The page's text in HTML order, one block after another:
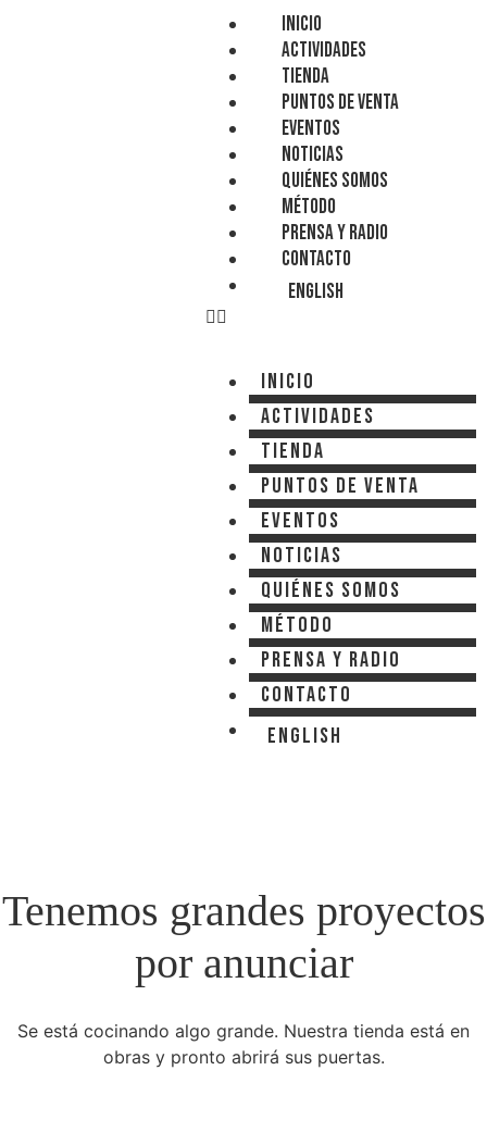
Inicio
Actividades
Tienda
Puntos de venta
Eventos
Noticias
Quiénes somos
Método
Prensa y Radio
Contacto
English
Inicio
Actividades
Tienda
Puntos de venta
Eventos
Noticias
Quiénes somos
Método
Prensa y Radio
Contacto
English
Tenemos grandes proyectos
por anunciar
Se está cocinando algo grande. Nuestra tienda está en
obras y pronto abrirá sus puertas.